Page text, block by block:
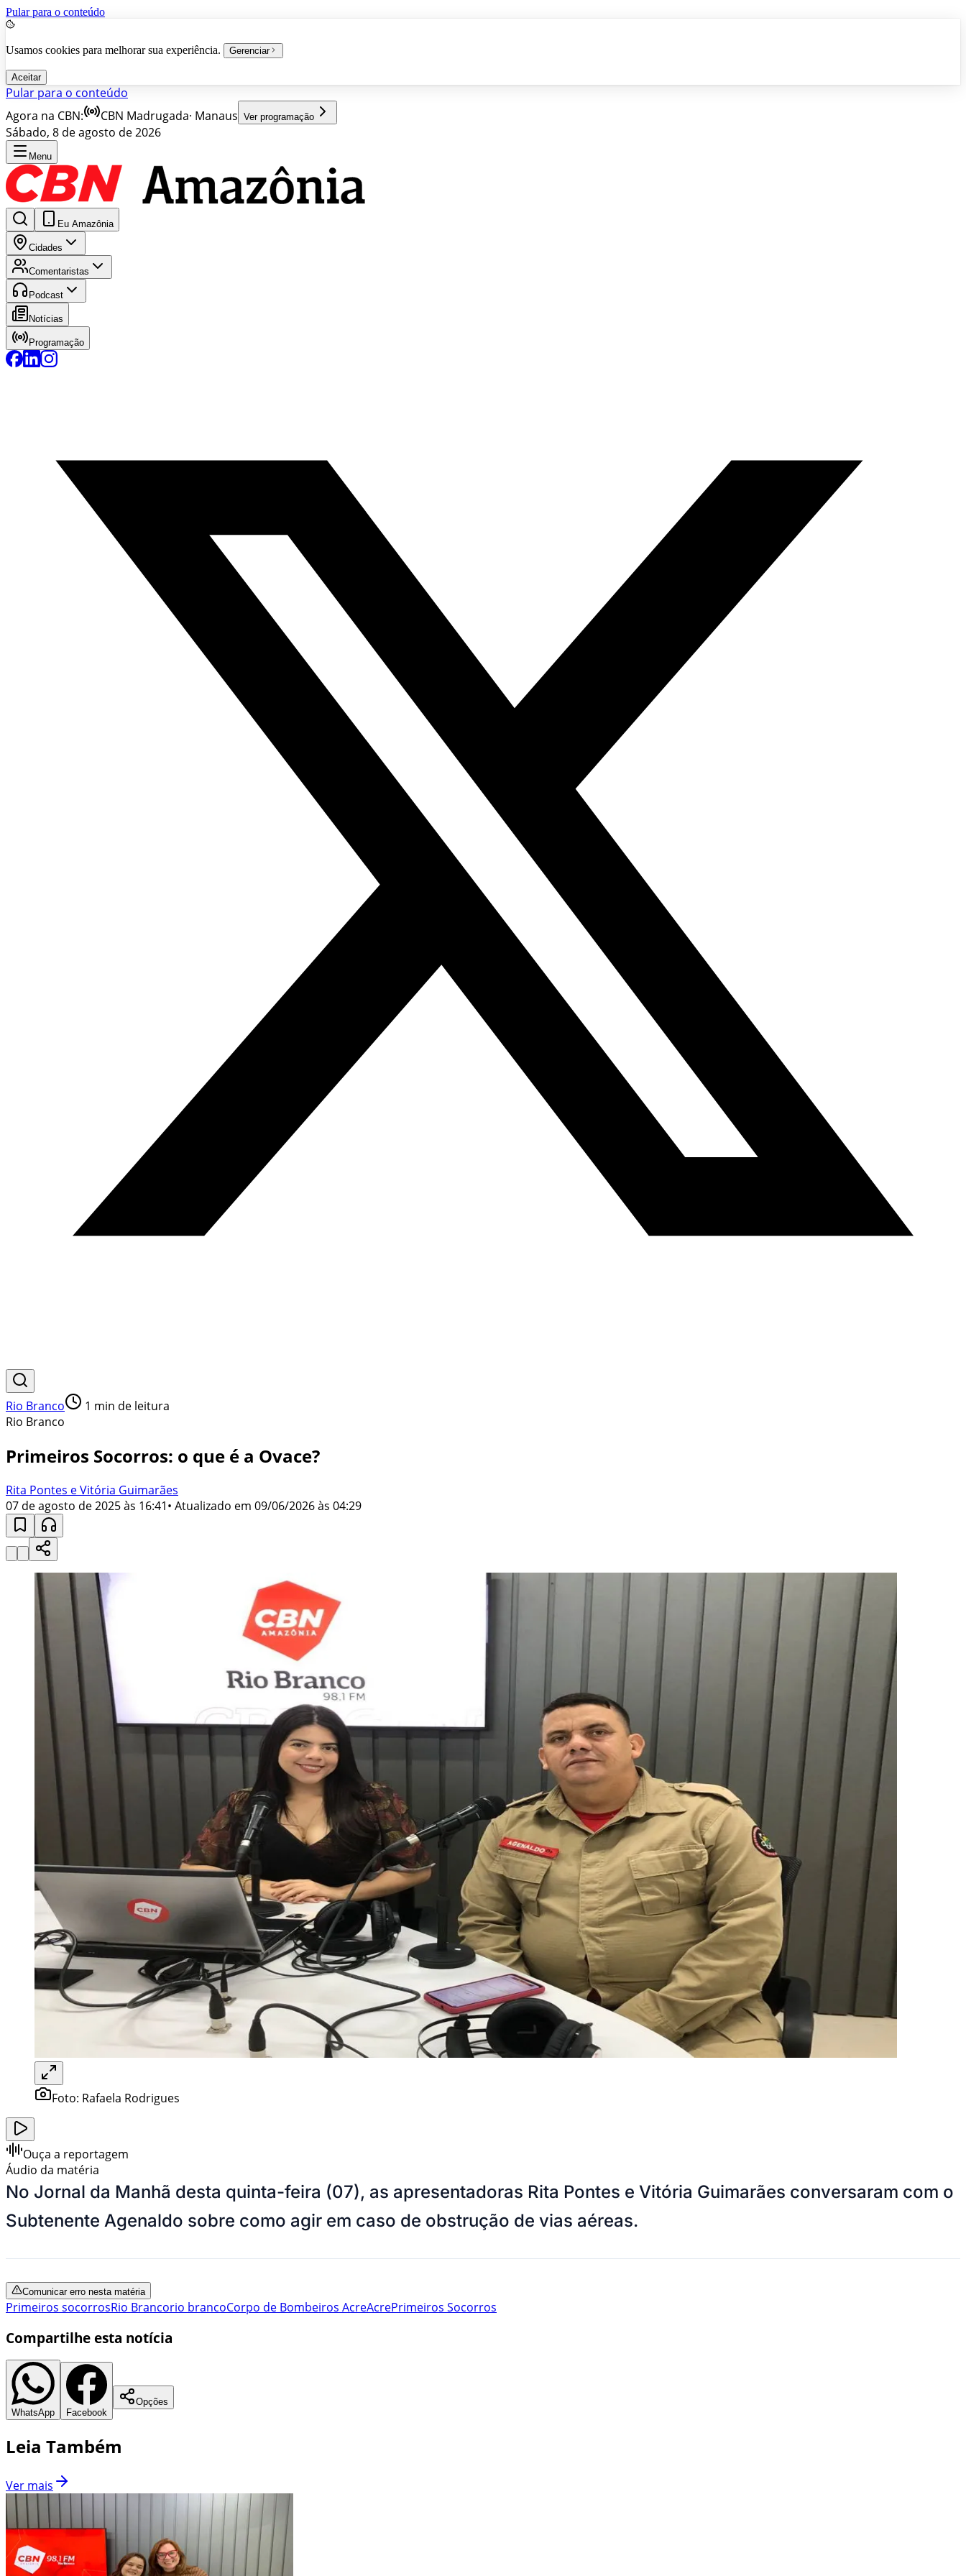
Pular para o conteúdo
Usamos cookies para melhorar sua experiência. Gerenciar
Aceitar
Pular para o conteúdo
Agora na CBN:
CBN Madrugada· Manaus Ver programação
Sábado, 8 de agosto de 2026
Menu
Eu Amazônia
Cidades
Comentaristas
Podcast
Notícias
Programação
Rio Branco 1 min de leitura
Rio Branco
Primeiros Socorros: o que é a Ovace?
Rita Pontes e Vitória Guimarães
07 de agosto de 2025 às 16:41• Atualizado em 09/06/2026 às 04:29
Foto: Rafaela Rodrigues
Ouça a reportagem
Áudio da matéria
No Jornal da Manhã desta quinta-feira (07), as apresentadoras Rita Pontes e Vitória Guimarães conversaram com o
Subtenente Agenaldo sobre como agir em caso de obstrução de vias aéreas.
Comunicar erro nesta matéria
Primeiros socorrosRio Brancorio brancoCorpo de Bombeiros AcreAcrePrimeiros Socorros
Compartilhe esta notícia
WhatsApp Facebook
Opções
Leia Também
Ver mais